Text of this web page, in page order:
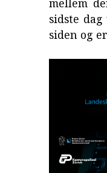
mellem
sidste
siden og